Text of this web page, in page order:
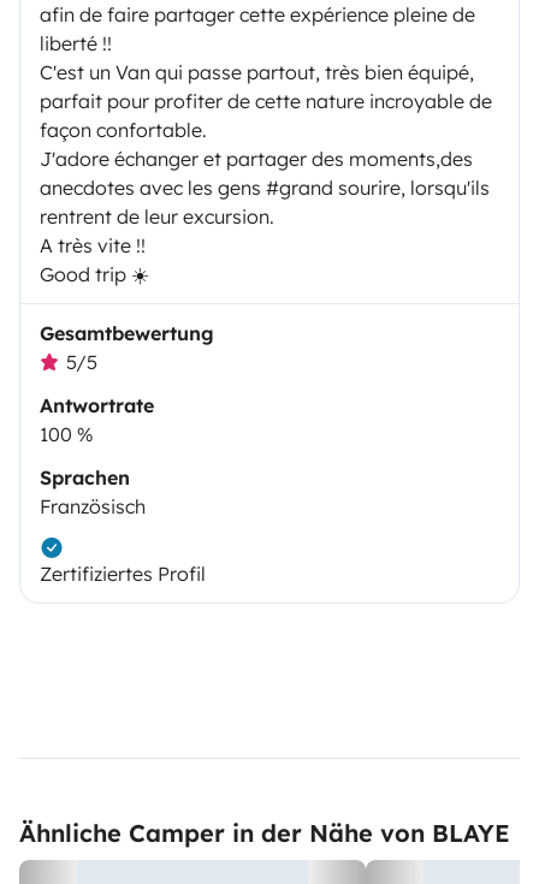
afin de faire partager cette expérience pleine de
liberté !!
C'est un Van qui passe partout, très bien équipé,
parfait pour profiter de cette nature incroyable de
façon confortable.
J'adore échanger et partager des moments,des
anecdotes avec les gens #grand sourire, lorsqu'ils
rentrent de leur excursion.
A très vite !!
Good trip ☀️
Gesamtbewertung
5/5
Antwortrate
100 %
Sprachen
Französisch
Zertifiziertes Profil
Ähnliche Camper in der Nähe von BLAYE